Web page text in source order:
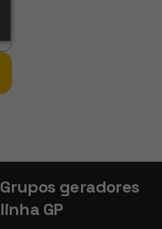
Grupos geradores
linha GP